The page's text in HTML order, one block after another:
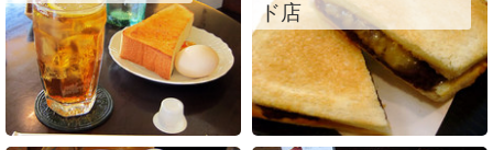
ド店